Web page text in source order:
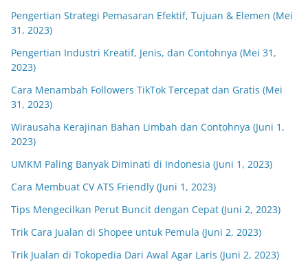
Pengertian Strategi Pemasaran Efektif, Tujuan & Elemen (Mei
31, 2023)
Pengertian Industri Kreatif, Jenis, dan Contohnya (Mei 31,
2023)
Cara Menambah Followers TikTok Tercepat dan Gratis (Mei
31, 2023)
Wirausaha Kerajinan Bahan Limbah dan Contohnya (Juni 1,
2023)
UMKM Paling Banyak Diminati di Indonesia (Juni 1, 2023)
Cara Membuat CV ATS Friendly (Juni 1, 2023)
Tips Mengecilkan Perut Buncit dengan Cepat (Juni 2, 2023)
Trik Cara Jualan di Shopee untuk Pemula (Juni 2, 2023)
Trik Jualan di Tokopedia Dari Awal Agar Laris (Juni 2, 2023)